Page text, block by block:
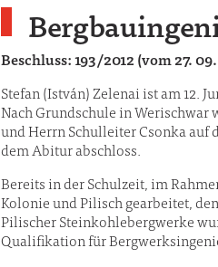
Beschluss: 193/2012 (vom 27.
Stefan (István) Zelenai ist am 12.
Nach Grundschule in Werischwar
und Herrn Schulleiter Csonka auf
dem Abitur abschloss.
Bereits in der Schulzeit, im
Kolonie und Pilisch gearbeitet,
Pilischer Steinkohlebergwerke
Qualifikation für